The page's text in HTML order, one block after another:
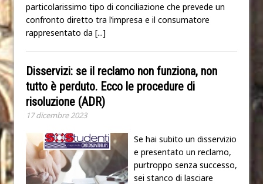
particolarissimo tipo di conciliazione che prevede un
confronto diretto tra l’impresa e il consumatore
rappresentato da [...]
Disservizi: se il reclamo non funziona, non
tutto è perduto. Ecco le procedure di
risoluzione (ADR)
17 dicembre 2023
Se hai subito un disservizio
e presentato un reclamo,
purtroppo senza successo,
sei stanco di lasciare